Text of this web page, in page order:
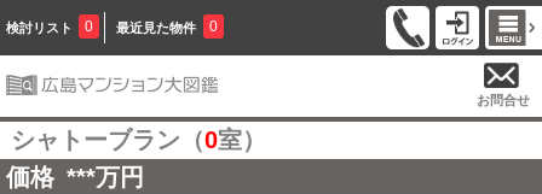
検討リスト 0 最近見た物件 0
お問合せ
シャトーブラン（0室）
価格 ***万円